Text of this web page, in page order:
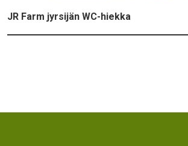
JR Farm jyrsijän WC-hiekka